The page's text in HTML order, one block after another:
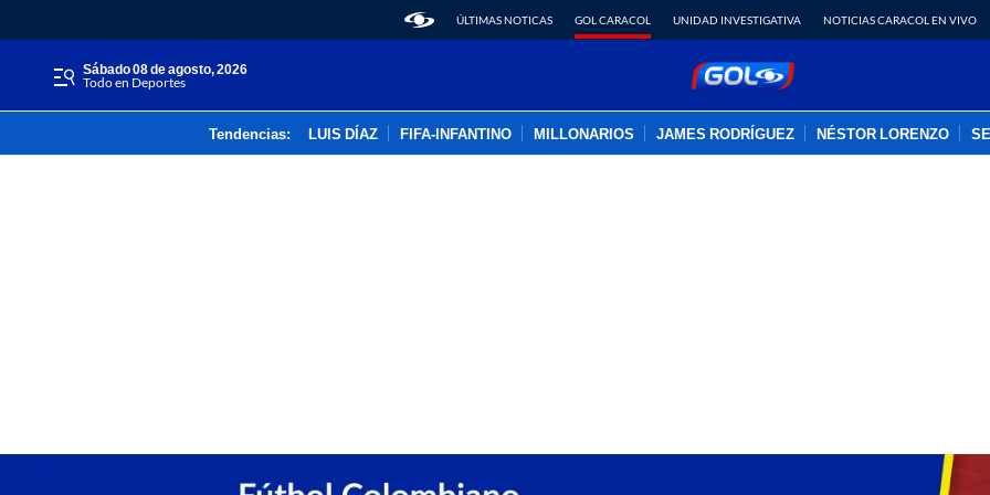
ÚLTIMAS NOTICAS GOL CARACOL UNIDAD INVESTIGATIVA NOTICIAS CARACOL EN VIVO
sábado 08 de agosto, 2026
Todo en Deportes
Tendencias: LUIS DÍAZ FIFA-INFANTINO MILLONARIOS JAMES RODRÍGUEZ NÉSTOR LORENZO